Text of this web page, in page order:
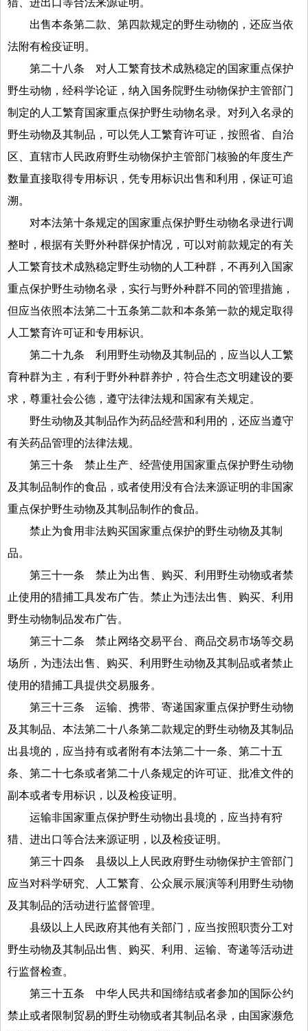
猎、进出口等合法来源证明。
出售本条第二款、第四款规定的野生动物的，还应当依
法附有检疫证明。
第二十八条 对人工繁育技术成熟稳定的国家重点保护
野生动物，经科学论证，纳入国务院野生动物保护主管部门
制定的人工繁育国家重点保护野生动物名录。对列入名录的
野生动物及其制品，可以凭人工繁育许可证，按照省、自治
区、直辖市人民政府野生动物保护主管部门核验的年度生产
数量直接取得专用标识，凭专用标识出售和利用，保证可追
溯。
对本法第十条规定的国家重点保护野生动物名录进行调
整时，根据有关野外种群保护情况，可以对前款规定的有关
人工繁育技术成熟稳定野生动物的人工种群，不再列入国家
重点保护野生动物名录，实行与野外种群不同的管理措施，
但应当依照本法第二十五条第二款和本条第一款的规定取得
人工繁育许可证和专用标识。
第二十九条 利用野生动物及其制品的，应当以人工繁
育种群为主，有利于野外种群养护，符合生态文明建设的要
求，尊重社会公德，遵守法律法规和国家有关规定。
野生动物及其制品作为药品经营和利用的，还应当遵守
有关药品管理的法律法规。
第三十条 禁止生产、经营使用国家重点保护野生动物
及其制品制作的食品，或者使用没有合法来源证明的非国家
重点保护野生动物及其制品制作的食品。
禁止为食用非法购买国家重点保护的野生动物及其制
品。
第三十一条 禁止为出售、购买、利用野生动物或者禁
止使用的猎捕工具发布广告。禁止为违法出售、购买、利用
野生动物制品发布广告。
第三十二条 禁止网络交易平台、商品交易市场等交易
场所，为违法出售、购买、利用野生动物及其制品或者禁止
使用的猎捕工具提供交易服务。
第三十三条 运输、携带、寄递国家重点保护野生动物
及其制品、本法第二十八条第二款规定的野生动物及其制品
出县境的，应当持有或者附有本法第二十一条、第二十五
条、第二十七条或者第二十八条规定的许可证、批准文件的
副本或者专用标识，以及检疫证明。
运输非国家重点保护野生动物出县境的，应当持有狩
猎、进出口等合法来源证明，以及检疫证明。
第三十四条 县级以上人民政府野生动物保护主管部门
应当对科学研究、人工繁育、公众展示展演等利用野生动物
及其制品的活动进行监督管理。
县级以上人民政府其他有关部门，应当按照职责分工对
野生动物及其制品出售、购买、利用、运输、寄递等活动进
行监督检查。
第三十五条 中华人民共和国缔结或者参加的国际公约
禁止或者限制贸易的野生动物或者其制品名录，由国家濒危